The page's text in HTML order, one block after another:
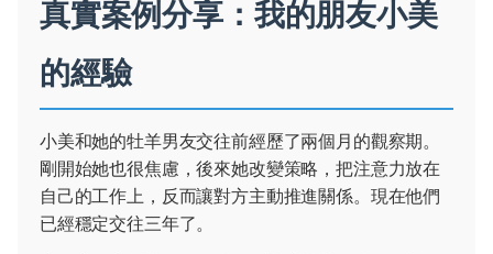
真實案例分享：我的朋友小美
的經驗
小美和她的牡羊男友交往前經歷了兩個月的觀察期。
剛開始她也很焦慮，後來她改變策略，把注意力放在
自己的工作上，反而讓對方主動推進關係。現在他們
已經穩定交往三年了。